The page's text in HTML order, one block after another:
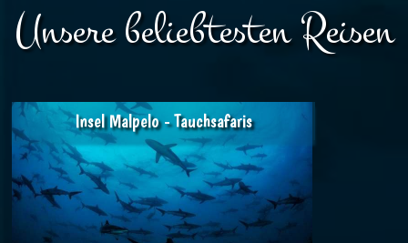
Unsere beliebtesten Reisen
Insel Malpelo - Tauchsafaris